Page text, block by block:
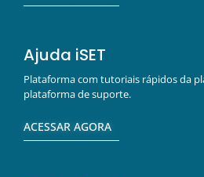
Ajuda iSET
Plataforma com tutoriais rápidos da
plataforma de suporte.
ACESSAR AGORA